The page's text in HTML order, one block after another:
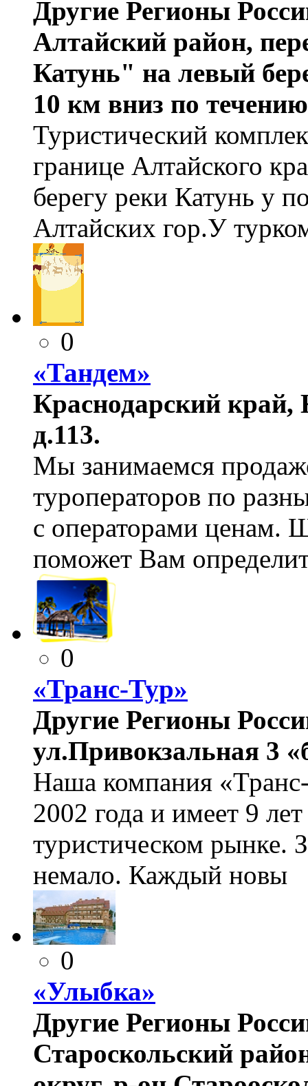
Другие Регионы
Алтайский район,
Катунь" на левый
10 км вниз по
Туристический
границе Алтайского
берегу реки Катунь у
Алтайских гор.У
0
«Тандем»
Краснодарский край,
д.113.
Мы занимаемся
туроператоров по
с операторами ценам.
поможет Вам
0
«Транс-Тур»
Другие Регионы
ул.Привокзальная 3
Наша компания
2002 года и имеет 9
туристическом рынке.
немало. Каждый новы
0
«Улыбка»
Другие Регионы
Староскольский